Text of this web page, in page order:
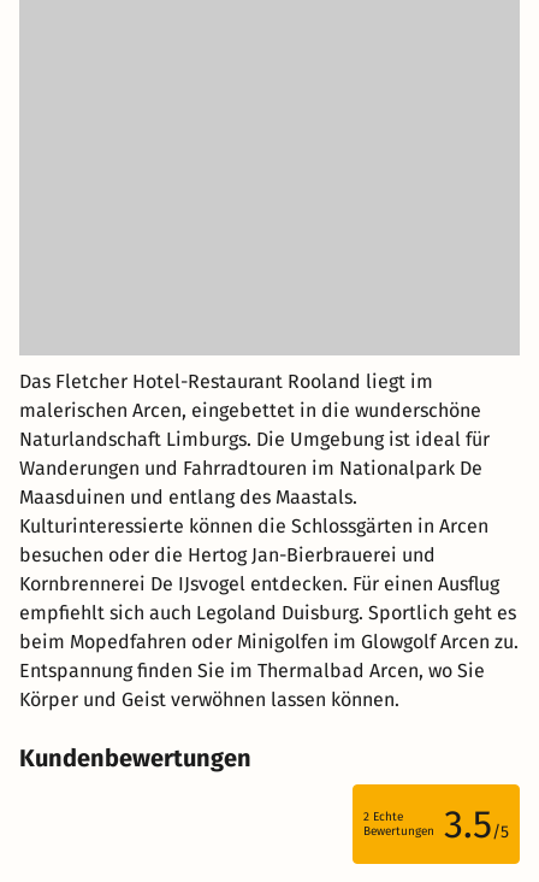
Das Fletcher Hotel-Restaurant Rooland liegt im
malerischen Arcen, eingebettet in die wunderschöne
Naturlandschaft Limburgs. Die Umgebung ist ideal für
Wanderungen und Fahrradtouren im Nationalpark De
Maasduinen und entlang des Maastals.
Kulturinteressierte können die Schlossgärten in Arcen
besuchen oder die Hertog Jan-Bierbrauerei und
Kornbrennerei De IJsvogel entdecken. Für einen Ausflug
empfiehlt sich auch Legoland Duisburg. Sportlich geht es
beim Mopedfahren oder Minigolfen im Glowgolf Arcen zu.
Entspannung finden Sie im Thermalbad Arcen, wo Sie
Körper und Geist verwöhnen lassen können.
Kundenbewertungen
2 Echte
Bewertungen
3.5/5